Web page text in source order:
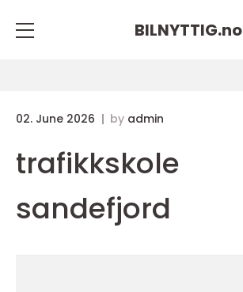
BILNYTTIG.no
02. June 2026 by admin
trafikkskole
sandefjord